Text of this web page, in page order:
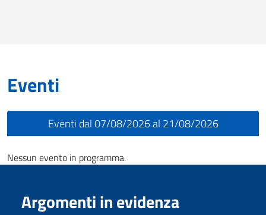
Eventi
Eventi dal 07/08/2026 al 21/08/2026
Nessun evento in programma.
Argomenti in evidenza